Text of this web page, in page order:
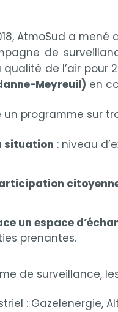
AtmoSud a
de
de l’air pour
Meyreuil) en
un programme sur
situation : niveau
un espace
prenantes.
de surveillance,
: Gazelenergie,